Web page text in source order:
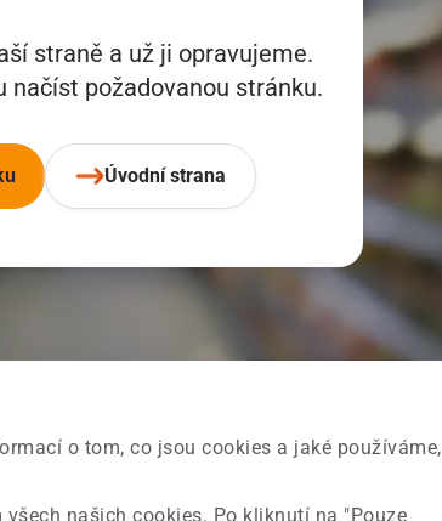
o tom, co jsou cookies a jaké používáme,
našich cookies. Po kliknutí na "Pouze
straně a už ji opravujeme.
načíst požadovanou stránku.
Úvodní strana